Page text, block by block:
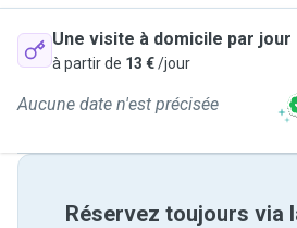
Une visite à domicile par jour
à partir de 13 €/jour
Aucune date n'est précisée
Réservez toujours via